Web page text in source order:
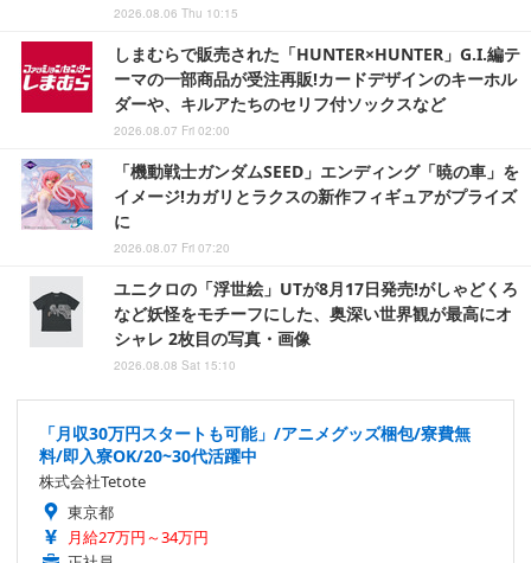
2026.08.06 Thu 10:15
しまむらで販売された「HUNTER×HUNTER」G.I.編テ
ーマの一部商品が受注再販!カードデザインのキーホル
ダーや、キルアたちのセリフ付ソックスなど
2026.08.07 Fri 02:00
「機動戦士ガンダムSEED」エンディング「暁の車」を
イメージ!カガリとラクスの新作フィギュアがプライズ
に
2026.08.07 Fri 07:20
ユニクロの「浮世絵」UTが8月17日発売!がしゃどくろ
など妖怪をモチーフにした、奥深い世界観が最高にオ
シャレ 2枚目の写真・画像
2026.08.08 Sat 15:10
「月収30万円スタートも可能」/アニメグッズ梱包/寮費無
料/即入寮OK/20~30代活躍中
株式会社Tetote
東京都
月給27万円～34万円